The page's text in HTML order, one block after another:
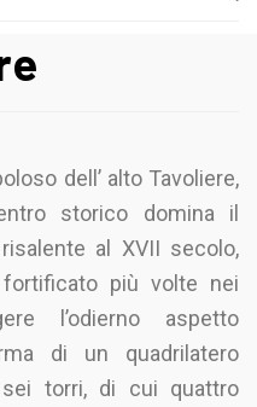
dell’ alto Tavoliere,
storico domina il
al XVII secolo,
più volte nei
l’odierno aspetto
di un quadrilatero
torri, di cui quattro